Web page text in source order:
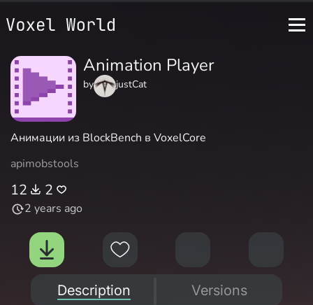
Animation Player
by justCat
Анимации из BlockBench в VoxelCore
apimobstools
12 2
2 years ago
Description Versions